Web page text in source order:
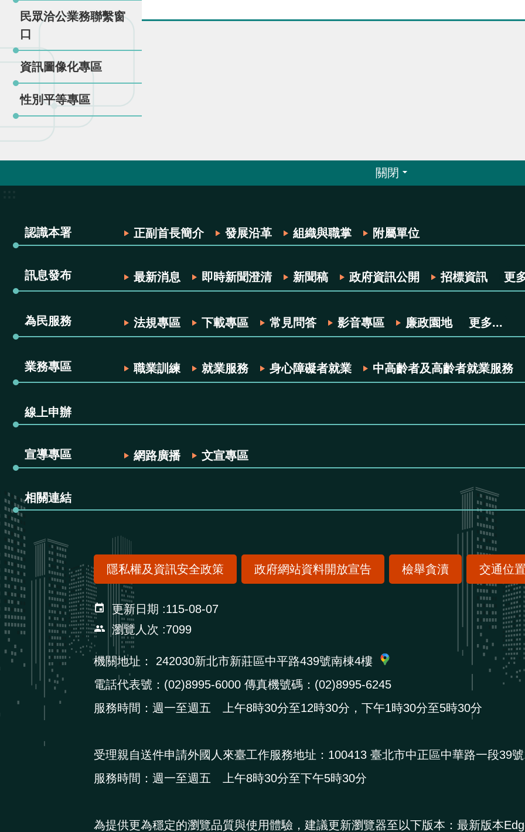
民眾洽公業務聯繫窗
口
資訊圖像化專區
性別平等專區
關閉
認識本署 正副首長簡介 發展沿革 組織與職掌 附屬單位
訊息發布 最新消息 即時新聞澄清 新聞稿 政府資訊公開 招標資訊 更
為民服務 法規專區 下載專區 常見問答 影音專區 廉政園地 更多...
業務專區 職業訓練 就業服務 身心障礙者就業 中高齡者及高齡者就業服務
線上申辦
宣導專區 網路廣播 文宣專區
相關連結
隱私權及資訊安全政策 政府網站資料開放宣告 檢舉貪瀆 交通位
更新日期
115-08-07
瀏覽人次
7099
機關地址：
242030新北市新莊區中平路439號南棟4樓
電話代表號：(02)8995-6000 傳真機號碼：(02)8995-6245
服務時間：週一至週五 上午8時30分至12時30分，下午1時30分至5時30分
受理親自送件申請外國人來臺工作服務地址： 100413 臺北市中正區中華路一段39
服務時間：週一至週五 上午8時30分至下午5時30分
為提供更為穩定的瀏覽品質與使用體驗，建議更新瀏覽器至以下版本：最新版本